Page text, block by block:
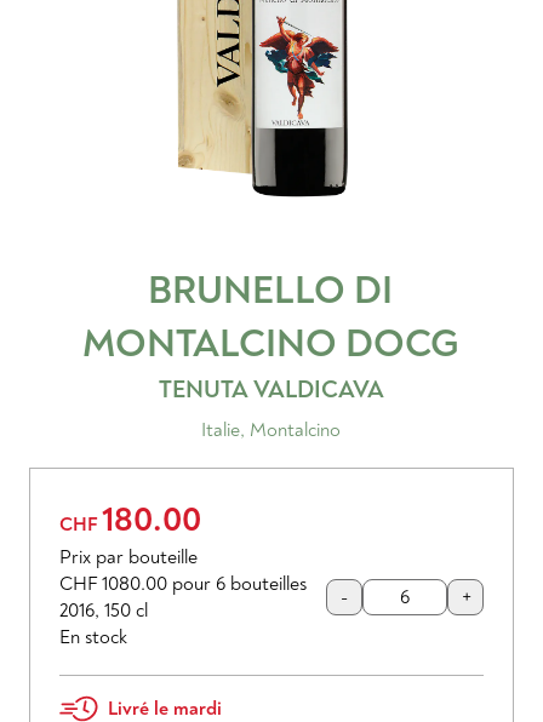
BRUNELLO DI
MONTALCINO DOCG
TENUTA VALDICAVA
Italie, Montalcino
CHF 180.00
Prix par bouteille
CHF 1080.00 pour 6 bouteilles
2016, 150 cl
En stock
- +
Livré le mardi